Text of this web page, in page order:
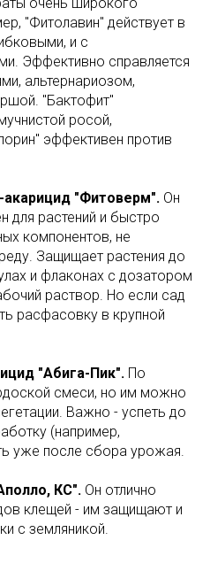
"Фитолавин" действует в
и с
Эффективно справляется
альтернариозом,
"Бактофит"
росой,
эффективен против
акарицид "Фитоверм". Он
для растений и быстро
компонентов, не
Защищает растения до
и флаконах с дозатором
раствор. Но если сад
расфасовку в крупной
"Абига-Пик". По
смеси, но им можно
Важно - успеть до
(например,
уже после сбора урожая.
КС". Он отлично
клещей - им защищают и
с земляникой.